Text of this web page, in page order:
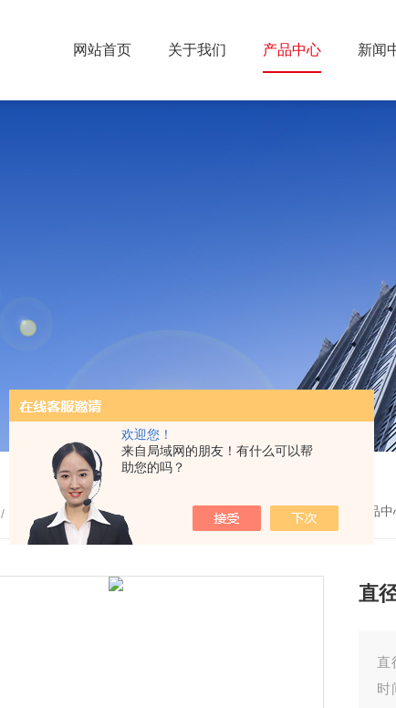
欢迎您！
来自局域网的朋友！有什么可以帮
助您的吗？
网站首页 关于我们 产品中心 新闻
/ PRODUCTS 您的位置：首页 - 产品
直
直
时